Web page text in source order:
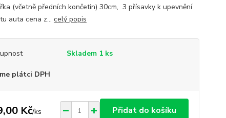
(včetně předních končetin) 30cm, 3 přísavky k upevnění
auta cena z... celý popis
Skladem 1 ks
plátci DPH
Kč/ks Přidat do košíku